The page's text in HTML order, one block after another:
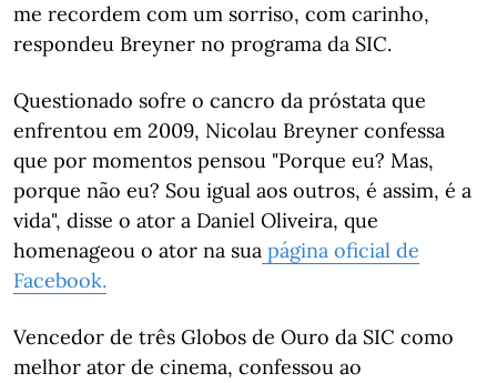
me recordem com um sorriso, com carinho,
respondeu Breyner no programa da SIC.
Questionado sofre o cancro da próstata que
enfrentou em 2009, Nicolau Breyner confessa
que por momentos pensou "Porque eu? Mas,
porque não eu? Sou igual aos outros, é assim, é a
vida", disse o ator a Daniel Oliveira, que
homenageou o ator na sua página oficial de
Facebook.
Vencedor de três Globos de Ouro da SIC como
melhor ator de cinema, confessou ao